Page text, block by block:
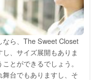
なら、The Sweet Closet
、サイズ展開もありま
とができるでしょう。
台でもありますし、そ